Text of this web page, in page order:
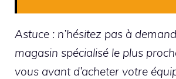
Astuce : n’hésitez pas à
magasin spécialisé le plus
vous avant d’acheter votre